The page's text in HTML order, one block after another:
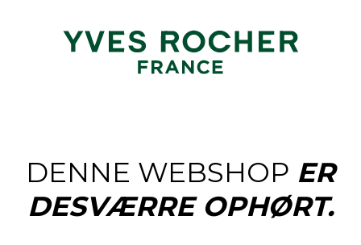
DENNE WEBSHOP ER
DESVÆRRE OPHØRT.